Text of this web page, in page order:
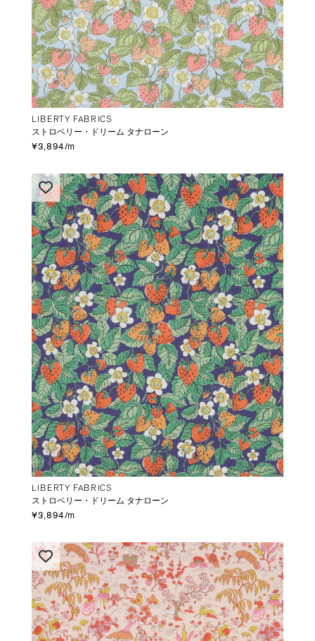
LIBERTY FABRICS
ストロベリー・ドリーム タナローン
¥3,894/m
LIBERTY FABRICS
ストロベリー・ドリーム タナローン
¥3,894/m